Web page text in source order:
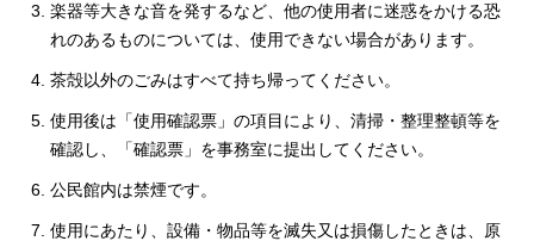
楽器等大きな音を発するなど、他の使用者に迷惑をかける恐
れのあるものについては、使用できない場合があります。
茶殻以外のごみはすべて持ち帰ってください。
使用後は「使用確認票」の項目により、清掃・整理整頓等を
確認し、「確認票」を事務室に提出してください。
公民館内は禁煙です。
使用にあたり、設備・物品等を滅失又は損傷したときは、原